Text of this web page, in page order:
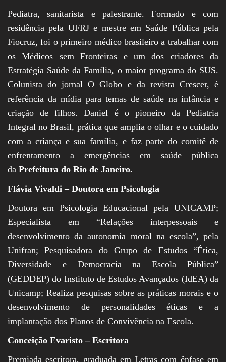
Pediatra, sanitarista e palestrante. Formado e com
residência pela UFRJ e mestre em Saúde Pública pela
Fiocruz, foi o primeiro médico brasileiro a trabalhar com
os Médicos sem Fronteiras e um dos criadores da
Estratégia Saúde da Família, o maior programa do SUS.
Colunista do jornal O Globo e da revista Crescer, é
referência da mídia para temas de saúde na infância e
criação de filhos. Daniel é o pioneiro da Pediatria
Integral no Brasil, prática que amplia o olhar e o cuidado
com a criança e sua família, e faz parte do comitê de
enfrentamento a emergências em saúde pública
da Prefeitura do Rio de Janeiro.
Flávia Vivaldi – Doutora em Psicologia
Doutora em Psicologia Educacional pela UNICAMP;
Especialista em “Relações interpessoais e
desenvolvimento da autonomia moral na escola”, pela
Unifran; Pesquisadora do Grupo de Estudos “Ética,
Diversidade e Democracia na Escola Pública”
(GEDDEP) do Instituto de Estudos Avançados (IdEA) da
Unicamp; Realiza pesquisas sobre as práticas morais e o
desenvolvimento de personalidades éticas e a
implantação dos Planos de Convivência na Escola.
Conceição Evaristo – Escritora
Premiada escritora, graduada em Letras com ênfase em